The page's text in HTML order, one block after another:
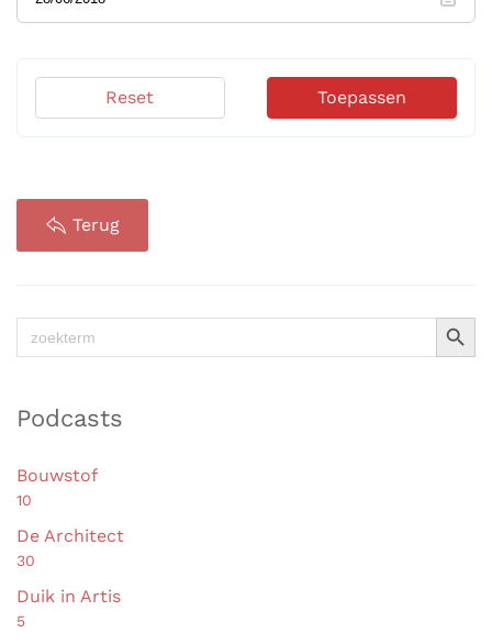
Toepassen
Reset
Terug
Zoek
naar:
Podcasts
Bouwstof
10
De Architect
30
Duik in Artis
5